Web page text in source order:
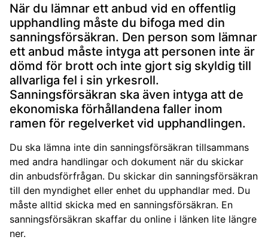
När du lämnar ett anbud vid en offentlig
upphandling måste du bifoga med din
sanningsförsäkran. Den person som lämnar
ett anbud måste intyga att personen inte är
dömd för brott och inte gjort sig skyldig till
allvarliga fel i sin yrkesroll.
Sanningsförsäkran ska även intyga att de
ekonomiska förhållandena faller inom
ramen för regelverket vid upphandlingen.
Du ska lämna inte din sanningsförsäkran tillsammans
med andra handlingar och dokument när du skickar
din anbudsförfrågan. Du skickar din sanningsförsäkran
till den myndighet eller enhet du upphandlar med. Du
måste alltid skicka med en sanningsförsäkran. En
sanningsförsäkran skaffar du online i länken lite längre
ner.